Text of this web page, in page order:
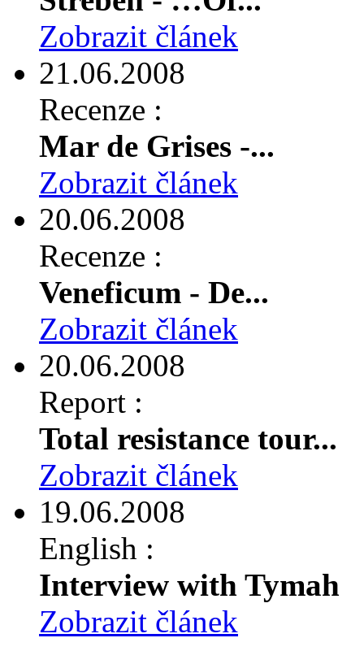
Zobrazit článek
21.06.2008
Recenze :
Mar de Grises -...
Zobrazit článek
20.06.2008
Recenze :
Veneficum - De...
Zobrazit článek
20.06.2008
Report :
Total resistance tour...
Zobrazit článek
19.06.2008
English :
Interview with Tymah
Zobrazit článek